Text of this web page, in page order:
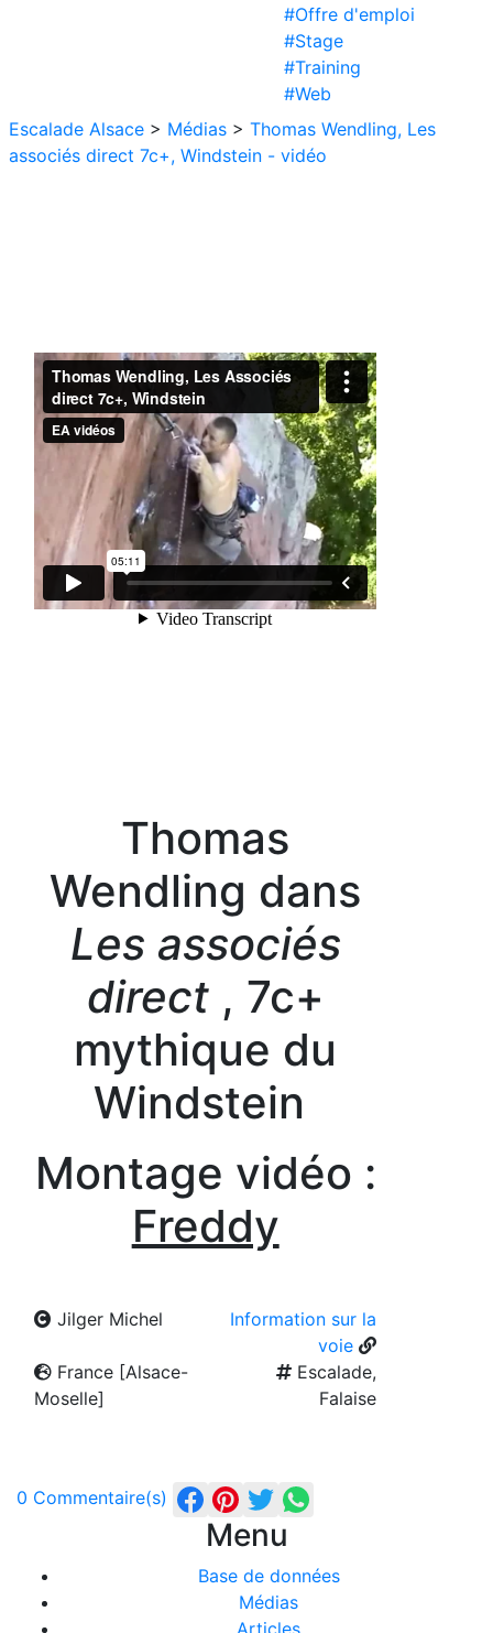
#Offre d'emploi
#Stage
#Training
#Web
Escalade Alsace > Médias > Thomas Wendling, Les
associés direct 7c+, Windstein - vidéo
Thomas
Wendling dans
Les associés
direct, 7c+
mythique du
Windstein
Montage vidéo :
Freddy
Jilger Michel
Information sur la
voie
France [Alsace-
Moselle]
Escalade,
Falaise
0 Commentaire(s)
Menu
Base de données
Médias
Articles